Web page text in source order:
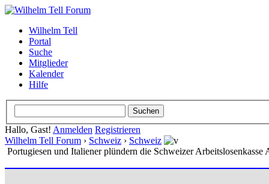
Wilhelm Tell
Portal
Suche
Mitglieder
Kalender
Hilfe
Hallo, Gast! Anmelden Registrieren
Wilhelm Tell Forum › Schweiz › Schweiz
Portugiesen und Italiener plündern die Schweizer Arbeitslosenkasse